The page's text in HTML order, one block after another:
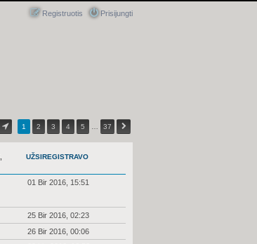
Prisijungti
Registruotis
1 2 3 4 5 37
UŽSIREGISTRAVO
01 Bir 2016, 15:51
25 Bir 2016, 02:23
26 Bir 2016, 00:06